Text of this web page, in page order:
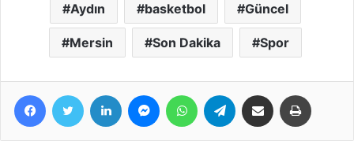
Aydın basketbol Güncel
Mersin Son Dakika Spor
FacebookTwitter LinkedIn MessengerWhatsAppTelegram E-Posta ile paylaş